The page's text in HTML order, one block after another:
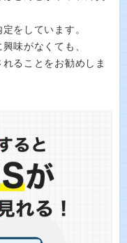
をしています。
味がなくても、
ることをお勧めしま